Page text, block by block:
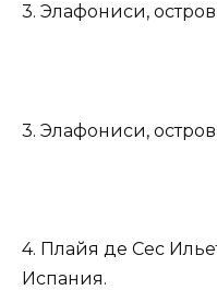
3. Элафониси,
3. Элафониси,
4. Плайя де Сес
Испания.